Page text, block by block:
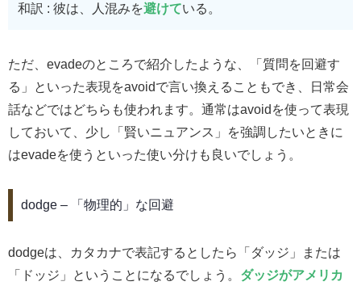
和訳 : 彼は、人混みを避けている。
ただ、evadeのところで紹介したような、「質問を回避す
る」といった表現をavoidで言い換えることもでき、日常会
話などではどちらも使われます。通常はavoidを使って表現
しておいて、少し「賢いニュアンス」を強調したいときに
はevadeを使うといった使い分けも良いでしょう。
dodge – 「物理的」な回避
dodgeは、カタカナで表記するとしたら「ダッジ」または
「ドッジ」ということになるでしょう。 ダッジがアメリカ